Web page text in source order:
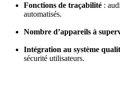
Fonctions de traçabilité :
automatisés.
Nombre d’appareils à
Intégration au système
sécurité utilisateurs.